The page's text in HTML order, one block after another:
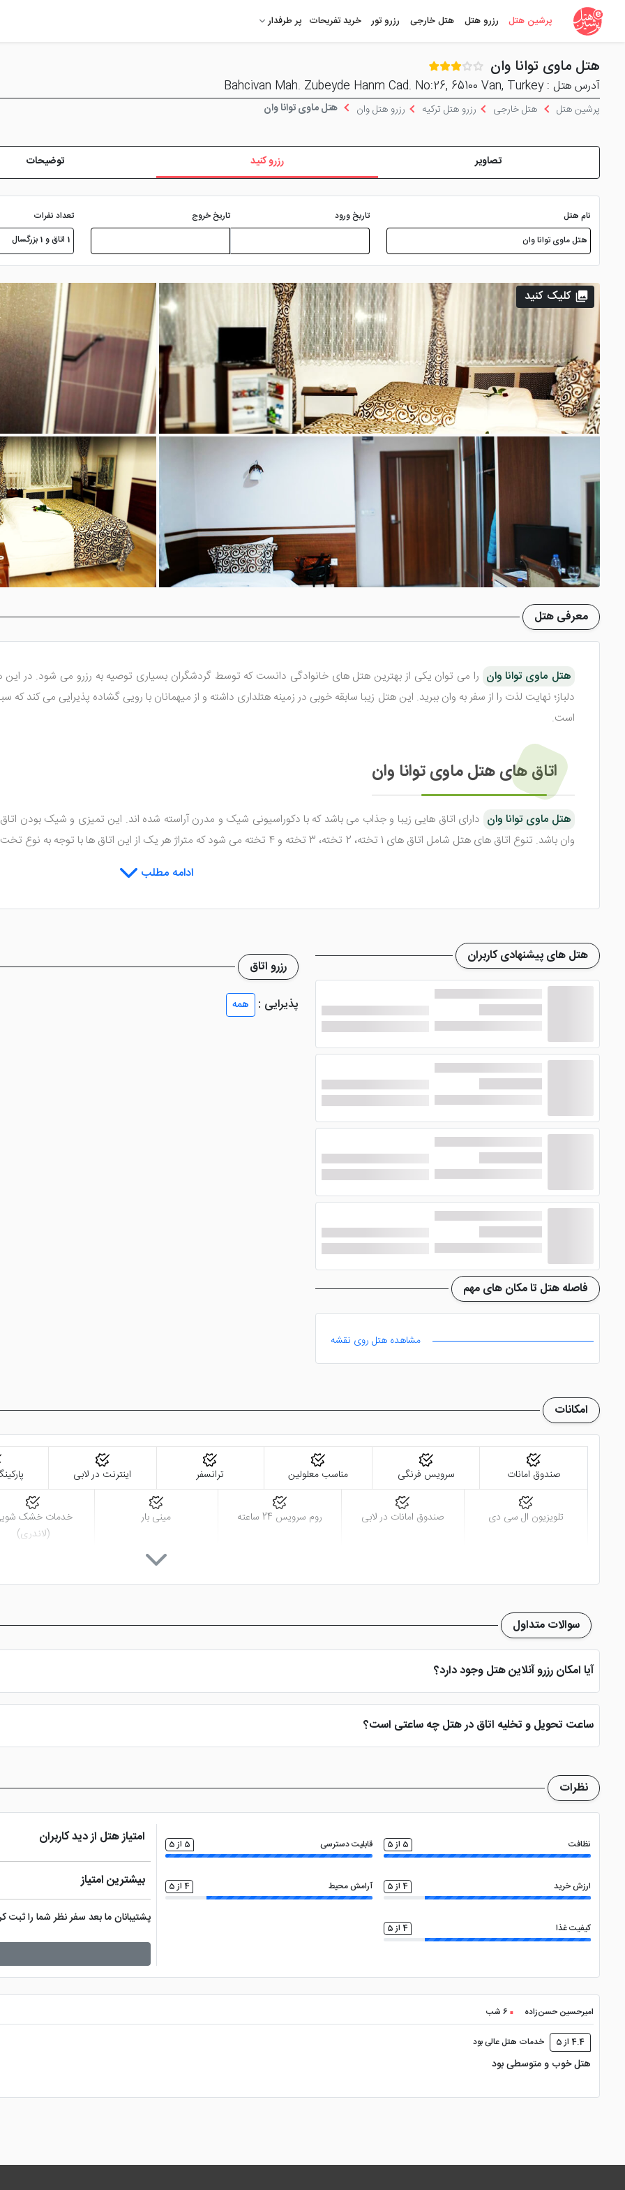
پرشین هتل رزرو هتل هتل خارجی رزرو تور خرید تفریحات پر طرفدار
هتل ماوی توانا وان
آدرس هتل : Bahcivan Mah. Zubeyde Hanm Cad. No:26, 65100 Van, Turkey
پرشین هتل هتل خارجی رزرو هتل ترکیه رزرو هتل وان هتل ماوی توانا وان
تصاویر رزرو کنید توضیحات
نام هتل تاریخ ورود تاریخ خروج
تعداد نفرات
1 اتاق و 1 بزرگسال
کلیک کنید
معرفی هتل
هتل ماوی توانا وان را می توان یکی از بهترین هتل های خانوادگی دانست که توسط گردشگران بسیاری توصیه به رزرو می شود. در این
دلباز؛ نهایت لذت را از سفر به وان ببرید. این هتل زیبا سابقه خوبی در زمینه هتلداری داشته و از میهمانان با رویی گشاده پذیرایی می کند
است.
اتاق های هتل ماوی توانا وان
هتل ماوی توانا وان دارای اتاق هایی زیبا و جذاب می باشد که با دکوراسیونی شیک و مدرن آراسته شده اند. این تمیزی و شیک بودن
وان باشد. تنوع اتاق های هتل شامل اتاق های 1 تخته، 2 تخته، 3 تخته و 4 تخته می شود که متراژ هر یک از این اتاق ها با توجه به نوع تخت وسیع می شود.
طراحی شده می توان به تلویزیون صفحه تخت، یخچال همراه مینی بار، حمام و
امکانات هتل ماوی توانا وان
خدمات روم سرویس، خدمات تاکسی سرویس و ... از دیگر خدمات ارائه شده در هتل می باشند.
پارکینگ نیز از دیگر امکانات هتل است که رایگان با دربان ارائه می شود. اتاق چمدان جهت نگهداری وسایل شما در زمان چک این یا چک
جلسات، کافی شاپ و ... هم از دیگر امکانات موجود در هتل 3 ستاره ماوی توانا هتل می باشند.
آدرس و اماکن نزدیک به هتل ماوی توانا وان
های نزدیک به هتل ماوی توانا می باشد. در این هتل تمامی کارکنان به زبان های انگلیسی، عربی، ایتالیایی و ترکی مسلط هستند.
ادامه مطلب
رزرو اتاق
پذیرایی :
همه
هتل های پیشنهادی کاربران
فاصله هتل تا مکان های مهم
مشاهده هتل روی نقشه
امکانات
صندوق امانات سرویس فرنگی مناسب معلولین ترانسفر اینترنت در لابی
تلویزیون ال سی دی صندوق امانات در لابی روم سرویس 24 ساعته مینی بار
خدمات خشک
(لاندری)
سوالات متداول
آیا امکان رزرو آنلاین هتل وجود دارد؟
بله، با انتخاب تاریخ ورود و خروج، نوع اتاق و تعداد نفرات می توانید پس از پرداخت در درگاه بانکی، رزرو آنلاین خود را نهایی و واچر هتل را دریافت
ساعت تحویل و تخلیه اتاق در هتل چه ساعتی است؟
ساعت تحویل اتاق ساعت 2 بعد از ظهر و ساعت تخلیه اتاق 12 ظهر می باشد
نظرات
نظافت 5 از 5 قابلیت دسترسی 5 از 5
ارزش خرید 4 از 5 آرامش محیط 4 از 5
کیفیت غذا 4 از 5
امتیاز هتل از دید کاربران
بیشترین امتیاز
پشتیبانان ما بعد سفر نظر شما را
امیرحسین حسن‌زاده 6 شب
4.4 از 5 خدمات هتل عالی بود
هتل خوب و متوسطی بود